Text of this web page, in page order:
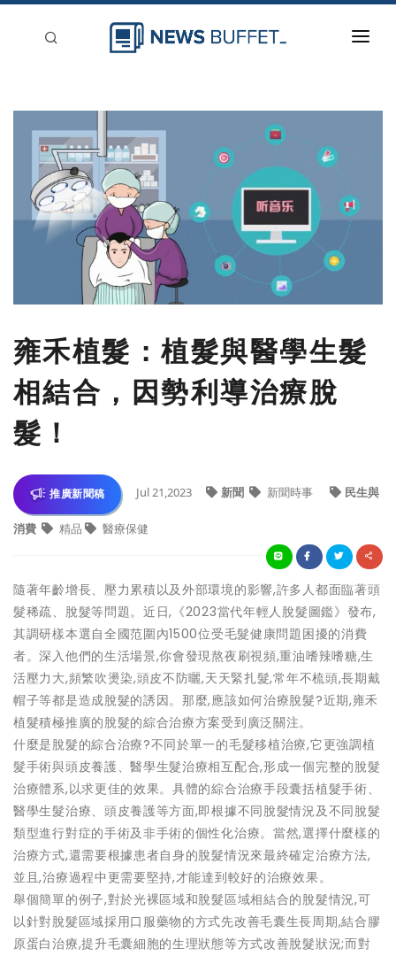
登入
刊登
雍禾植髮：植髮與醫學生髮
相結合，因勢利導治療脫
髮！
推廣新聞稿 Jul 21,2023 新聞 新聞時事 民生與
消費 精品 醫療保健
隨著年齡增長、壓力累積以及外部環境的影響,許多人都面臨著頭
髮稀疏、脫髮等問題。近日,《2023當代年輕人脫髮圖鑑》發布,
其調研樣本選自全國范圍內1500位受毛髮健康問題困擾的消費
者。深入他們的生活場景,你會發現熬夜刷視頻,重油嗜辣嗜糖,生
活壓力大,頻繁吹燙染,頭皮不防曬,天天緊扎髮,常年不梳頭,長期戴
帽子等都是造成脫髮的誘因。那麼,應該如何治療脫髮?近期,雍禾
植髮積極推廣的脫髮的綜合治療方案受到廣泛關注。
什麼是脫髮的綜合治療?不同於單一的毛髮移植治療,它更強調植
髮手術與頭皮養護、醫學生髮治療相互配合,形成一個完整的脫髮
治療體系,以求更佳的效果。具體的綜合治療手段囊括植髮手術、
醫學生髮治療、頭皮養護等方面,即根據不同脫髮情況及不同脫髮
類型進行對症的手術及非手術的個性化治療。當然,選擇什麼樣的
治療方式,還需要根據患者自身的脫髮情況來最終確定治療方法,
並且,治療過程中更需要堅持,才能達到較好的治療效果。
舉個簡單的例子,對於光裸區域和脫髮區域相結合的脫髮情況,可
以針對脫髮區域採用口服藥物的方式先改善毛囊生長周期,結合膠
原蛋白治療,提升毛囊細胞的生理狀態等方式改善脫髮狀況;而對